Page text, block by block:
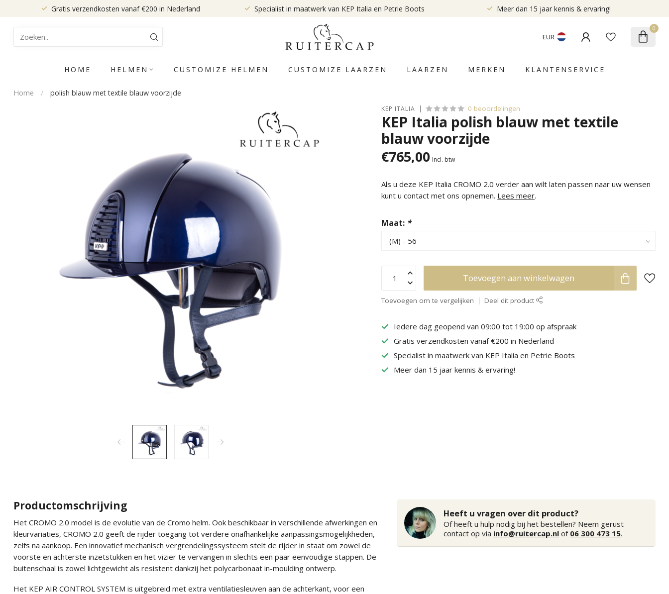
Gratis verzendkosten vanaf €200 in Nederland Specialist in maatwerk van KEP Italia en Petrie Boots Meer dan 15 jaar kennis & ervaring!
EUR
0
HOME HELMEN CUSTOMIZE HELMEN CUSTOMIZE LAARZEN LAARZEN MERKEN KLANTENSERVICE
Home / polish blauw met textile blauw voorzijde
KEP ITALIA 0 beoordelingen
KEP Italia polish blauw met textile
blauw voorzijde
€765,00 Incl. btw
Als u deze KEP Italia CROMO 2.0 verder aan wilt laten passen naar uw wensen
kunt u contact met ons opnemen. Lees meer.
Maat: *
Toevoegen aan winkelwagen
Toevoegen om te vergelijken Deel dit product
Iedere dag geopend van 09:00 tot 19:00 op afspraak
Gratis verzendkosten vanaf €200 in Nederland
Specialist in maatwerk van KEP Italia en Petrie Boots
Meer dan 15 jaar kennis & ervaring!
Productomschrijving
Het CROMO 2.0 model is de evolutie van de Cromo helm. Ook beschikbaar in verschillende afwerkingen en
kleurvariaties, CROMO 2.0 geeft de rijder toegang tot verdere onafhankelijke aanpassingsmogelijkheden,
zelfs na aankoop. Een innovatief mechanisch vergrendelingssysteem stelt de rijder in staat om zowel de
voorste en achterste inzetstukken en het vizier te vervangen in slechts een paar eenvoudige stappen. De
buitenschaal is zowel lichtgewicht als resistent dankzij het polycarbonaat in-moulding ontwerp.
Het KEP AIR CONTROL SYSTEM is uitgebreid met extra ventilatiesleuven aan de achterkant, voor een
Heeft u vragen over dit product?
Of heeft u hulp nodig bij het bestellen? Neem gerust
contact op via info@ruitercap.nl of 06 300 473 15.